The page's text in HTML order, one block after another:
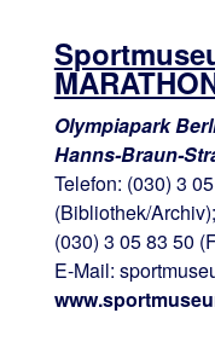
Olympiapark
Hanns-Braun-
Telefon: (030) 3
(Bibliothek/Archiv);
(030) 3 05 83 50
E-Mail: